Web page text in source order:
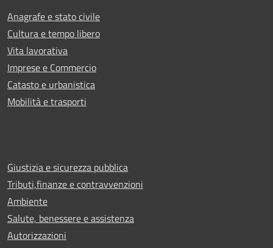
Anagrafe e stato civile
Cultura e tempo libero
Vita lavorativa
Imprese e Commercio
Catasto e urbanistica
Mobilità e trasporti
Giustizia e sicurezza pubblica
Tributi,finanze e contravvenzioni
Ambiente
Salute, benessere e assistenza
Autorizzazioni